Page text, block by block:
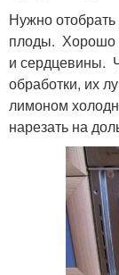
Нужно
плоды. Хорошо
и сердцевины.
обработки, их
лимоном
нарезать на